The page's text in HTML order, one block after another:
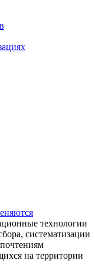
технологии
систематизации
на территории